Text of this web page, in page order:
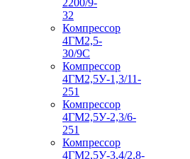
32
Компрессор
4ГМ2,5-
30/9С
Компрессор
4ГМ2,5У-1,3/11-
251
Компрессор
4ГМ2,5У-2,3/6-
251
Компрессор
4ГМ2,5У-3,4/2,8-